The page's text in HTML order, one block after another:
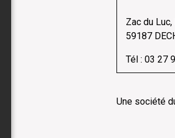
Zac du
59187
Tél :03 27
Une société